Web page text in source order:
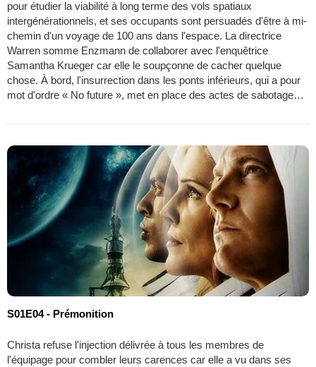
pour étudier la viabilité à long terme des vols spatiaux
intergénérationnels, et ses occupants sont persuadés d'être à mi-
chemin d'un voyage de 100 ans dans l'espace. La directrice
Warren somme Enzmann de collaborer avec l'enquêtrice
Samantha Krueger car elle le soupçonne de cacher quelque
chose. À bord, l'insurrection dans les ponts inférieurs, qui a pour
mot d'ordre « No future », met en place des actes de sabotage…
S01E04 - Prémonition
Christa refuse l'injection délivrée à tous les membres de
l'équipage pour combler leurs carences car elle a vu dans ses